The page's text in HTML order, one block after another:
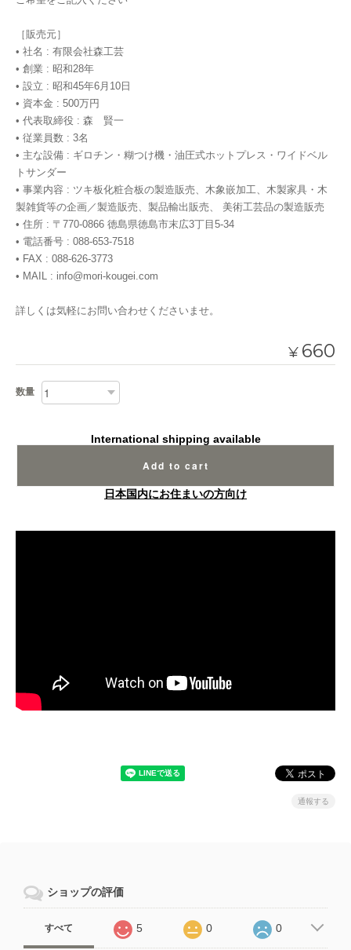
［販売元］
• 社名 : 有限会社森工芸
• 創業 : 昭和28年
• 設立 : 昭和45年6月10日
• 資本金 : 500万円
• 代表取締役 : 森 賢一
• 従業員数 : 3名
• 主な設備 : ギロチン・糊つけ機・油圧式ホットプレス・ワイドベル
トサンダー
• 事業内容 : ツキ板化粧合板の製造販売、木象嵌加工、木製家具・木
製雑貨等の企画／製造販売、製品輸出販売、 美術工芸品の製造販売
• 住所 : 〒770-0866 徳島県徳島市末広3丁目5-34
• 電話番号 : 088-653-7518
• FAX : 088-626-3773
• MAIL : info@mori-kougei.com
詳しくは気軽にお問い合わせくださいませ。
¥ 660
数量
International shipping available
Add to cart
日本国内にお住まいの方向け
通報する
ショップの評価
すべて 5 0 0